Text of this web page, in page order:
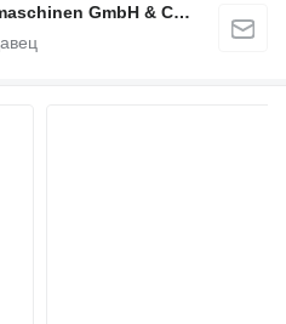
alga Nutzfahrzeug- und Baumaschinen GmbH & Co. KG